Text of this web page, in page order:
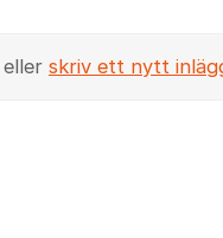
eller skriv ett nytt